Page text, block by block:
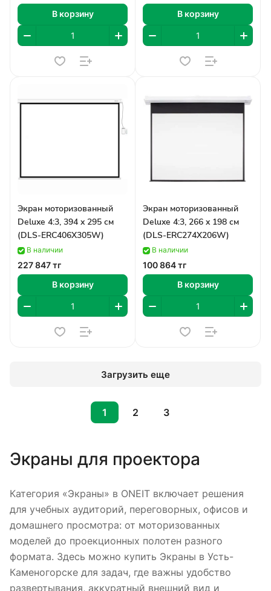
В корзину
В корзину
Экран моторизованный
Deluxe 4:3, 394 x 295 см
(DLS-ERC406X305W)
В наличии
227 847 тг
В корзину
Экран моторизованный
Deluxe 4:3, 266 x 198 см
(DLS-ERC274X206W)
В наличии
100 864 тг
В корзину
Загрузить еще
1 2 3
Экраны для проектора
Категория «Экраны» в ONEIT включает решения
для учебных аудиторий, переговорных, офисов и
домашнего просмотра: от моторизованных
моделей до проекционных полотен разного
формата. Здесь можно купить Экраны в Усть-
Каменогорске для задач, где важны удобство
развертывания, аккуратный внешний вид и